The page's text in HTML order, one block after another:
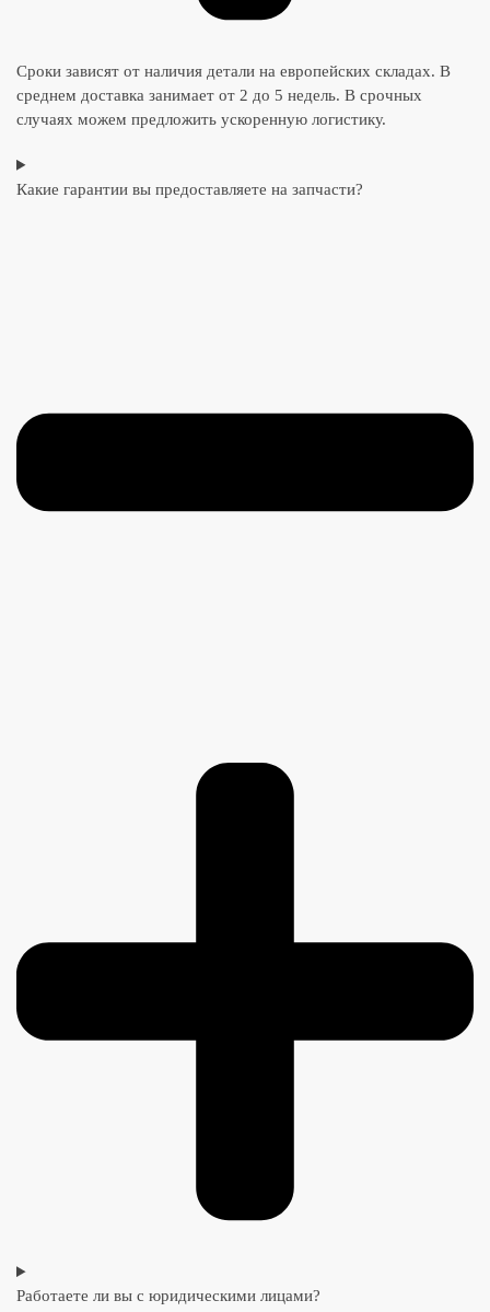
Сроки зависят от наличия детали на европейских складах. В
среднем доставка занимает от 2 до 5 недель. В срочных
случаях можем предложить ускоренную логистику.
Какие гарантии вы предоставляете на запчасти?
Работаете ли вы с юридическими лицами?